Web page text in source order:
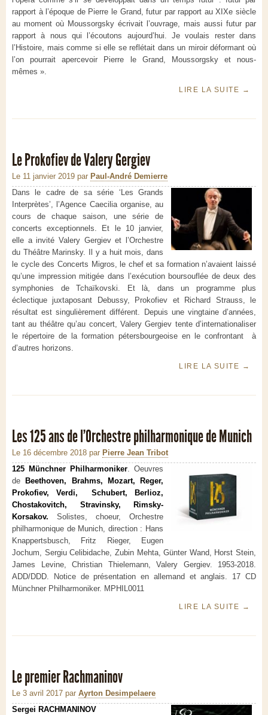
rapport à l’époque de Pierre le Grand, futur par rapport au XIXe siècle
au moment où Moussorgsky écrivait l’ouvrage, mais aussi futur par
rapport à nous qui l’écoutons aujourd’hui. Je voulais rester dans
l’Histoire, mais comme si elle se reflétait dans un miroir déformant où
l’on pourrait apercevoir Pierre le Grand, Moussorgsky et nous-
mêmes ».
LIRE LA SUITE →
Le Prokofiev de Valery Gergiev
Le 11 janvier 2019 par Paul-André Demierre
Dans le cadre de sa série ‘Les Grands
Interprètes’, l’Agence Caecilia organise, au
cours de chaque saison, une série de
concerts exceptionnels. Et le 10 janvier,
elle a invité Valery Gergiev et l’Orchestre
du Théâtre Marinsky. Il y a huit mois, dans
le cycle des Concerts Migros, le chef et sa formation n’avaient laissé
qu’une impression mitigée dans l’exécution boursouflée de deux des
symphonies de Tchaïkovski. Et là, dans un programme plus
éclectique juxtaposant Debussy, Prokofiev et Richard Strauss, le
résultat est singulièrement différent. Depuis une vingtaine d’années,
tant au théâtre qu’au concert, Valery Gergiev tente d’internationaliser
le répertoire de la formation pétersbourgeoise en le confrontant à
d’autres horizons.
LIRE LA SUITE →
Les 125 ans de l’Orchestre philharmonique de Munich
Le 16 décembre 2018 par Pierre Jean Tribot
125 Münchner Philharmoniker. Oeuvres
de
Beethoven, Brahms, Mozart, Reger,
Prokofiev, Verdi,
Schubert, Berlioz,
Chostakovitch, Stravinsky, Rimsky-
Korsakov. Solistes, choeur, Orchestre
philharmonique de Munich, direction : Hans
Knappertsbusch, Fritz Rieger, Eugen
Jochum, Sergiu Celibidache, Zubin Mehta, Günter Wand, Horst Stein,
James Levine, Christian Thielemann, Valery Gergiev. 1953-2018.
ADD/DDD. Notice de présentation en allemand et anglais. 17 CD
Münchner Philharmoniker. MPHIL0011
LIRE LA SUITE →
Le premier Rachmaninov
Le 3 avril 2017 par Ayrton Desimpelaere
Sergei RACHMANINOV